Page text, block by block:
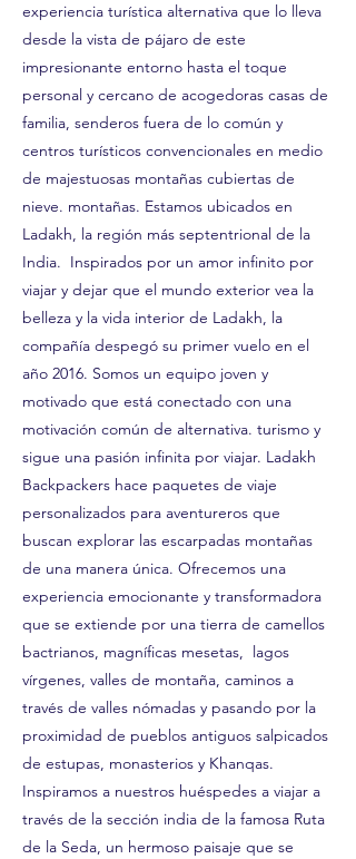
experiencia turística alternativa que lo lleva
desde la vista de pájaro de este
impresionante entorno hasta el toque
personal y cercano de acogedoras casas de
familia, senderos fuera de lo común y
centros turísticos convencionales en medio
de majestuosas montañas cubiertas de
nieve. montañas. Estamos ubicados en
Ladakh, la región más septentrional de la
India. Inspirados por un amor infinito por
viajar y dejar que el mundo exterior vea la
belleza y la vida interior de Ladakh, la
compañía despegó su primer vuelo en el
año 2016. Somos un equipo joven y
motivado que está conectado con una
motivación común de alternativa. turismo y
sigue una pasión infinita por viajar. Ladakh
Backpackers hace paquetes de viaje
personalizados para aventureros que
buscan explorar las escarpadas montañas
de una manera única. Ofrecemos una
experiencia emocionante y transformadora
que se extiende por una tierra de camellos
bactrianos, magníficas mesetas, lagos
vírgenes, valles de montaña, caminos a
través de valles nómadas y pasando por la
proximidad de pueblos antiguos salpicados
de estupas, monasterios y Khanqas.
Inspiramos a nuestros huéspedes a viajar a
través de la sección india de la famosa Ruta
de la Seda, un hermoso paisaje que se